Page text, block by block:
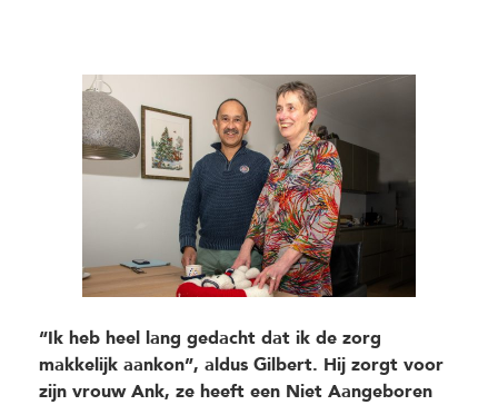
“Ik heb heel lang gedacht dat ik de zorg
makkelijk aankon”, aldus Gilbert. Hij zorgt voor
zijn vrouw Ank, ze heeft een Niet Aangeboren